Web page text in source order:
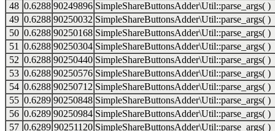
48 0.6288 90249896 SimpleShareButtonsAdder\Util::parse_args( )
49 0.6288 90250032 SimpleShareButtonsAdder\Util::parse_args( )
50 0.6288 90250168 SimpleShareButtonsAdder\Util::parse_args( )
51
0.6288 90250304 SimpleShareButtonsAdder\Util::parse_args( )
52 0.6288 90250440 SimpleShareButtonsAdder\Util::parse_args( )
53 0.6288 90250576 SimpleShareButtonsAdder\Util::parse_args( )
54 0.6288 90250712 SimpleShareButtonsAdder\Util::parse_args( )
55 0.6289 90250848 SimpleShareButtonsAdder\Util::parse_args( )
56 0.6289 90250984 SimpleShareButtonsAdder\Util::parse_args( )
57 0.6289 90251120 SimpleShareButtonsAdder\Util::parse_args( )